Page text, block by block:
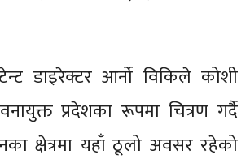
डाइरेक्टर आर्नो विकिले कोशी
प्रदेशका रूपमा चित्रण गर्दै
क्षेत्रमा यहाँ ठूलो अवसर रहेको